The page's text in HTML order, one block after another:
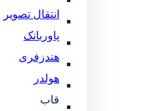
انتقال تصویر
پاوربانک
هندزفری
هولدر
قاب